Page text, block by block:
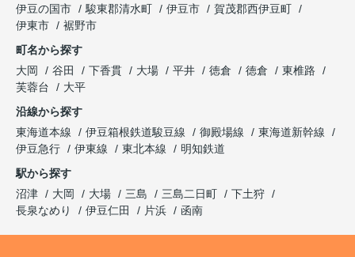
伊豆の国市
駿東郡清水町 伊豆市
賀茂郡西伊豆町
伊東市
裾野市
町名から探す
大岡
谷田 下香貫 大場 平井 徳倉 徳倉
東椎路
芙蓉台
大平
沿線から探す
東海道本線
伊豆箱根鉄道駿豆線 御殿場線
東海道新幹線
伊豆急行
伊東線 東北本線
明知鉄道
駅から探す
沼津
大岡 大場 三島 三島二日町
下土狩
長泉なめり
伊豆仁田 片浜 函南